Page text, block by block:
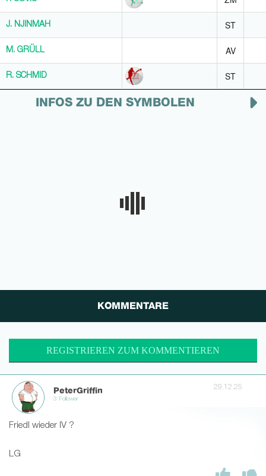
J. NJINMAH ST
M. GRÜLL AV
R. SCHMID ST
J. NJINMAH
M. GRÜLL
R. SCHMID
INFOS ZU DEN SYMBOLEN
KOMMENTARE
REGISTRIEREN ZUM KOMMENTIEREN
PeterGriffin
3 Follower
29.12.25
Friedl wieder IV ?
LG